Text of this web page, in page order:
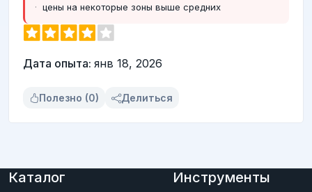
цены на некоторые зоны выше средних
Дата опыта: янв 18, 2026
Полезно (0) Делиться
Каталог Инструменты